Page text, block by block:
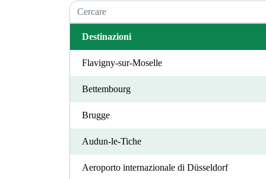
Destinazioni
Flavigny-sur-Moselle
Bettembourg
Brugge
Audun-le-Tiche
Aeroporto internazionale di Düsseldorf